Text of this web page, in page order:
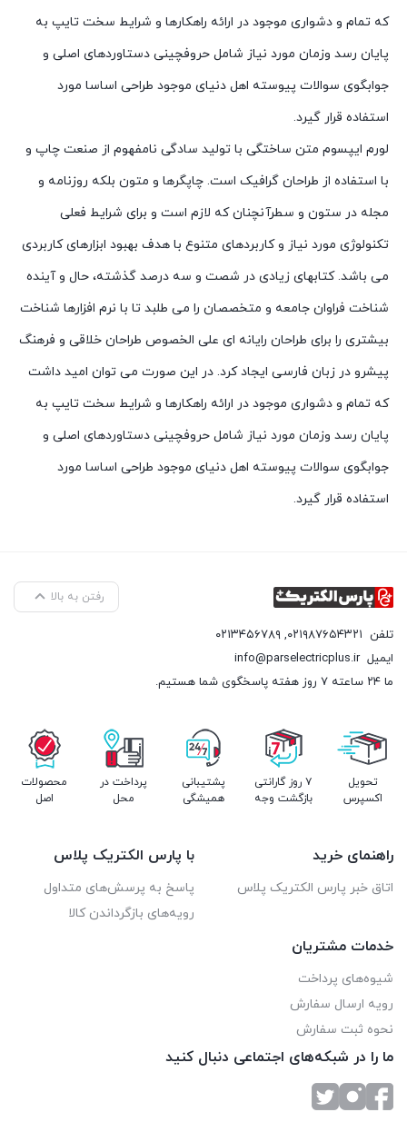
که تمام و دشواری موجود در ارائه راهکارها و شرایط سخت تایپ به
پایان رسد وزمان مورد نیاز شامل حروفچینی دستاوردهای اصلی و
جوابگوی سوالات پیوسته اهل دنیای موجود طراحی اساسا مورد
استفاده قرار گیرد.
لورم ایپسوم متن ساختگی با تولید سادگی نامفهوم از صنعت چاپ و
با استفاده از طراحان گرافیک است. چاپگرها و متون بلکه روزنامه و
مجله در ستون و سطرآنچنان که لازم است و برای شرایط فعلی
تکنولوژی مورد نیاز و کاربردهای متنوع با هدف بهبود ابزارهای کاربردی
می باشد. کتابهای زیادی در شصت و سه درصد گذشته، حال و آینده
شناخت فراوان جامعه و متخصصان را می طلبد تا با نرم افزارها شناخت
بیشتری را برای طراحان رایانه ای علی الخصوص طراحان خلاقی و فرهنگ
پیشرو در زبان فارسی ایجاد کرد. در این صورت می توان امید داشت
که تمام و دشواری موجود در ارائه راهکارها و شرایط سخت تایپ به
پایان رسد وزمان مورد نیاز شامل حروفچینی دستاوردهای اصلی و
جوابگوی سوالات پیوسته اهل دنیای موجود طراحی اساسا مورد
استفاده قرار گیرد.
رفتن به بالا
تلفن ۰۲۱۹۸۷۶۵۴۳۲۱, ۰۲۱۳۴۵۶۷۸۹
ایمیلinfo@parselectricplus.ir
ما ۲۴ ساعته ۷ روز هفته پاسخگوی شما هستیم.
تحویل
اکسپرس
۷ روز گارانتی
بازگشت وجه
پشتیبانی
همیشگی
پرداخت در
محل
محصولات
اصل
راهنمای خرید
اتاق خبر پارس الکتریک پلاس
با پارس الکتریک پلاس
پاسخ به پرسش‌های متداول
رویه‌های بازگرداندن کالا
خدمات مشتریان
شیوه‌های پرداخت
رویه ارسال سفارش
نحوه ثبت سفارش
ما را در شبکه‌های اجتماعی دنبال کنید